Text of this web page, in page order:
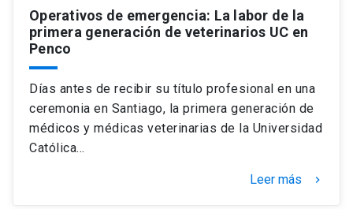
Operativos de emergencia: La labor de la
primera generación de veterinarios UC en
Penco
Días antes de recibir su título profesional en una
ceremonia en Santiago, la primera generación de
médicos y médicas veterinarias de la Universidad
Católica…
Leer más keyboard_arrow_right